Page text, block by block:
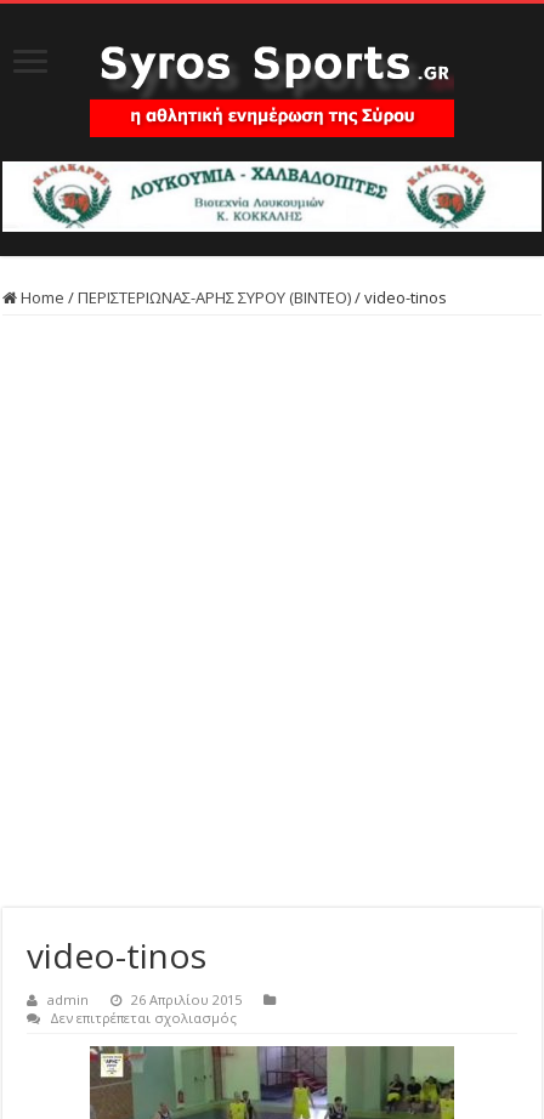
Home /ΠΕΡΙΣΤΕΡΙΩΝΑΣ-ΑΡΗΣ ΣΥΡΟΥ (ΒΙΝΤΕΟ)/video-tinos
video-tinos
admin
26 Απριλίου 2015
Δεν επιτρέπεται σχολιασμόςστο
tinos